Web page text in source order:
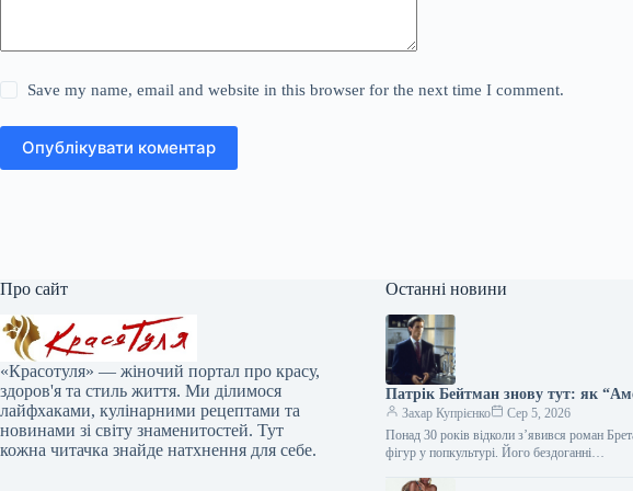
Save my name, email and website in this browser for the next time I comment.
Опублікувати коментар
Про сайт
«Красотуля» — жіночий портал про красу,
здоров'я та стиль життя. Ми ділимося
лайфхаками, кулінарними рецептами та
новинами зі світу знаменитостей. Тут
кожна читачка знайде натхнення для себе.
Останні новини
Патрік Бейтман знову тут: як
Захар Купрієнко
Сер 5, 2026
Понад 30 років відколи з’явився роман
фігур у попкультурі. Його бездоганні…